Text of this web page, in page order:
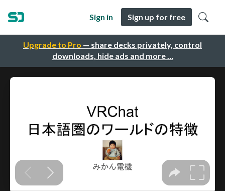
Upgrade to Pro — share decks privately, control
downloads, hide ads and more …
Sign in Sign up for free